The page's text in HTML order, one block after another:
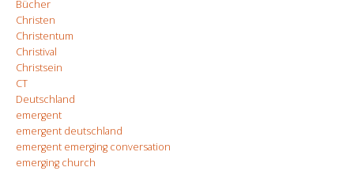
Bücher
Christen
Christentum
Christival
Christsein
CT
Deutschland
emergent
emergent deutschland
emergent emerging conversation
emerging church